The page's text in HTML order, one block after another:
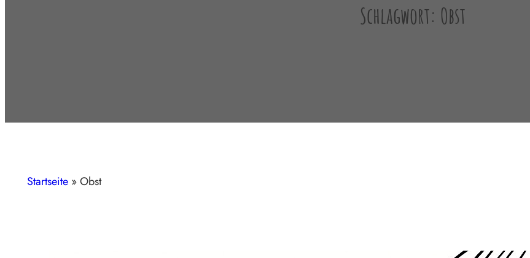
Schlagwort: Obst
Startseite »Obst